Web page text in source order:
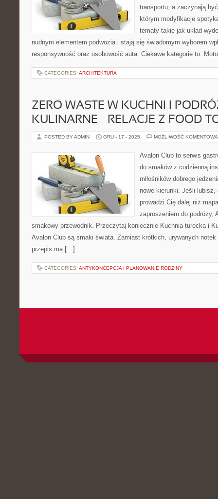
transportu, a zaczynają
którym modyfikacje
tematy takie jak układ
nudnym elementem podwozia i stają się świadomym wyborem
responsywność oraz osobowość auta. Ciekawe kategorie to:
CATEGORIES: ARCHITEKTURA
ZERO WASTE W KUCHNI I
KULINARNE – RELACJE Z FOOD
POSTED BY ADMIN GRU - 17 - 2025 MOŻLIWOŚĆ
Avalon Club to serwis
do smaków z codzienną
miłośników dobrego
nowe kierunki. Jeśli lubisz,
prowadzi Cię dalej niż
zaproszeniem do podróży,
smakowy przewodnik. Przeczytaj koniecznie Kuchnia turecka i
Avalon Club są smaki świata. Zamiast krótkich, urywanych
przepis ma […]
CATEGORIES: ANTYKONCEPCJA I PLANOWANIE RODZINY